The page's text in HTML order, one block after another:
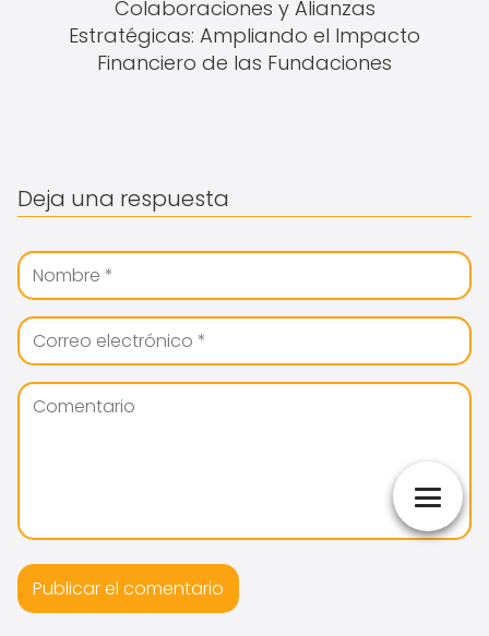
Colaboraciones y Alianzas
Estratégicas: Ampliando el Impacto
Financiero de las Fundaciones
Deja una respuesta